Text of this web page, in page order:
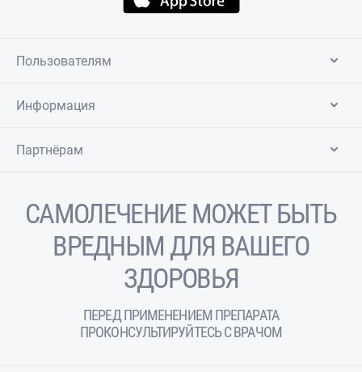
Пользователям
Информация
Партнёрам
САМОЛЕЧЕНИЕ МОЖЕТ БЫТЬ
ВРЕДНЫМ ДЛЯ ВАШЕГО
ЗДОРОВЬЯ
ПЕРЕД ПРИМЕНЕНИЕМ ПРЕПАРАТА
ПРОКОНСУЛЬТИРУЙТЕСЬ С ВРАЧОМ